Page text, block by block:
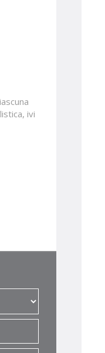
ivi